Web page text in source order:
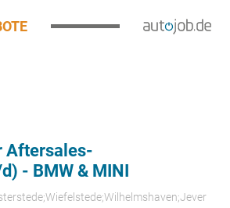
Aftersales-
- BMW & MINI